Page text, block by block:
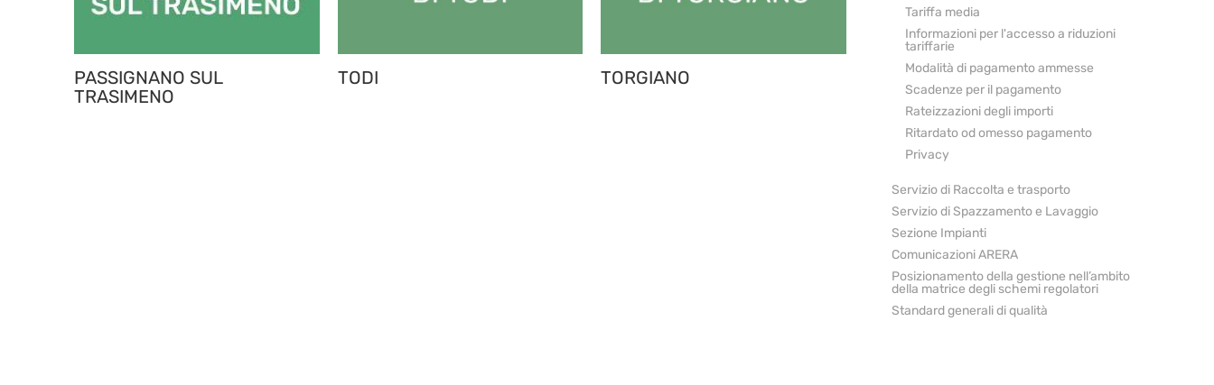
PASSIGNANO SUL
TRASIMENO
TODI TORGIANO
Tariffa media
Informazioni per l'accesso a riduzioni
tariffarie
Modalità di pagamento ammesse
Scadenze per il pagamento
Rateizzazioni degli importi
Ritardato od omesso pagamento
Privacy
Servizio di Raccolta e trasporto
Servizio di Spazzamento e Lavaggio
Sezione Impianti
Comunicazioni ARERA
Posizionamento della gestione nell’ambito
della matrice degli schemi regolatori
Standard generali di qualità